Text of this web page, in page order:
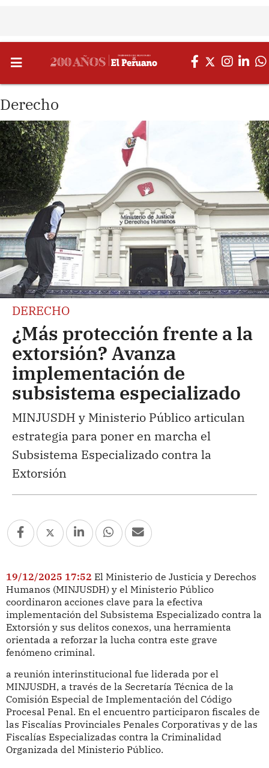
Derecho
DERECHO
¿Más protección frente a la
extorsión? Avanza
implementación de
subsistema especializado
MINJUSDH y Ministerio Público articulan
estrategia para poner en marcha el
Subsistema Especializado contra la
Extorsión
19/12/2025 17:52 El Ministerio de Justicia y Derechos
Humanos (MINJUSDH) y el Ministerio Público
coordinaron acciones clave para la efectiva
implementación del Subsistema Especializado contra la
Extorsión y sus delitos conexos, una herramienta
orientada a reforzar la lucha contra este grave
fenómeno criminal.
a reunión interinstitucional fue liderada por el
MINJUSDH, a través de la Secretaría Técnica de la
Comisión Especial de Implementación del Código
Procesal Penal. En el encuentro participaron fiscales de
las Fiscalías Provinciales Penales Corporativas y de las
Fiscalías Especializadas contra la Criminalidad
Organizada del Ministerio Público.